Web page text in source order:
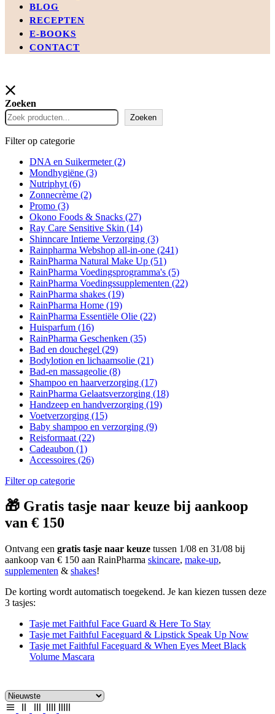
BLOG
RECEPTEN
E-BOOKS
CONTACT
Zoeken
Zoeken
Filter op categorie
DNA en Suikermeter(2)
Mondhygiëne (3)
Nutriphyt (6)
Zonnecrème (2)
Promo (3)
Okono Foods & Snacks (27)
Ray Care Sensitive Skin (14)
Shinncare Intieme Verzorging (3)
Rainpharma Webshop all-in-one (241)
RainPharma Natural Make Up (51)
RainPharma Voedingsprogramma's (5)
RainPharma Voedingssupplementen (22)
RainPharma shakes (19)
RainPharma Home (19)
RainPharma Essentiële Olie (22)
Huisparfum (16)
RainPharma Geschenken (35)
Bad en douchegel (29)
Bodylotion en lichaamsolie (21)
Bad-en massageolie (8)
Shampoo en haarverzorging (17)
RainPharma Gelaatsverzorging (18)
Handzeep en handverzorging (19)
Voetverzorging (15)
Baby shampoo en verzorging (9)
Reisformaat (22)
Cadeaubon (1)
Accessoires (26)
Filter op categorie
🎁 Gratis tasje naar keuze bij aankoop
van € 150
Ontvang een gratis tasje naar keuze tussen 1/08 en 31/08 bij
aankoop van € 150 aan RainPharma skincare, make-up,
supplementen & shakes!
De korting wordt automatisch toegekend. Je kan kiezen tussen deze
3 tasjes:
Tasje met Faithful Face Guard & Here To Stay
Tasje met Faithful Faceguard & Lipstick Speak Up Now
Tasje met Faithful Faceguard & When Eyes Meet Black
Volume Mascara